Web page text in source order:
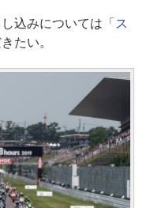
込みについては 「ス
たい。